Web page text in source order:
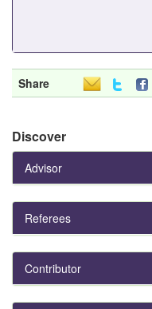
Share
Discover
Advisor
Referees
Contributor